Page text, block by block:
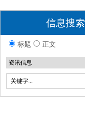
信息搜索
标题 正文